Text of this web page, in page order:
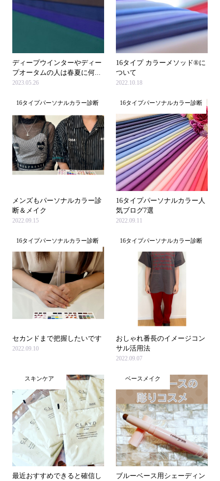
ディープウインターやディー
プオータムの人は春夏に何...
2023.05.26
16タイプ カラーメソッド®に
ついて
2022.10.18
16タイプパーソナルカラー診断
メンズもパーソナルカラー診
断＆メイク
2022.09.15
16タイプパーソナルカラー診断
16タイプパーソナルカラー人
気ブログ7選
2022.09.11
16タイプパーソナルカラー診断
セカンドまで把握したいです
2022.09.10
16タイプパーソナルカラー診断
おしゃれ番長のイメージコン
サル活用法
2022.09.07
スキンケア
最近おすすめできると確信し
ベースメイク
ブルーベース用シェーディン